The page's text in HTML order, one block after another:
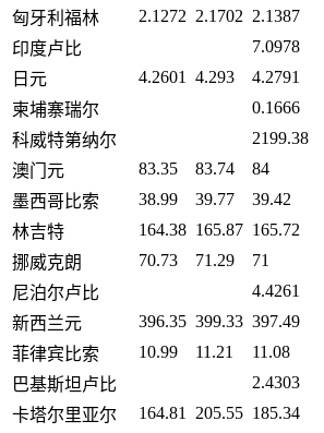
匈牙利福林
2.1272 2.1702 2.1387
印度卢比
7.0978
日元
4.2601 4.293
4.2791
柬埔寨瑞尔
0.1666
科威特第纳尔
2199.38
澳门元
83.35 83.74
84
墨西哥比索
38.99 39.77
39.42
林吉特
164.38 165.87 165.72
挪威克朗
70.73 71.29
71
尼泊尔卢比
4.4261
新西兰元
396.35 399.33 397.49
菲律宾比索
10.99 11.21
11.08
巴基斯坦卢比
2.4303
卡塔尔里亚尔
164.81 205.55 185.34